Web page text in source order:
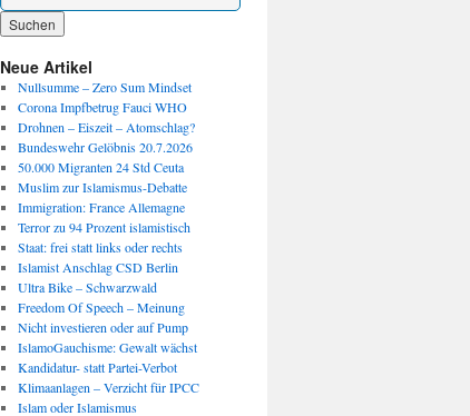
Neue Artikel
Nullsumme – Zero Sum Mindset
Corona Impfbetrug Fauci WHO
Drohnen – Eiszeit – Atomschlag?
Bundeswehr Gelöbnis 20.7.2026
50.000 Migranten 24 Std Ceuta
Muslim zur Islamismus-Debatte
Immigration: France Allemagne
Terror zu 94 Prozent islamistisch
Staat: frei statt links oder rechts
Islamist Anschlag CSD Berlin
Ultra Bike – Schwarzwald
Freedom Of Speech – Meinung
Nicht investieren oder auf Pump
IslamoGauchisme: Gewalt wächst
Kandidatur- statt Partei-Verbot
Klimaanlagen – Verzicht für IPCC
Islam oder Islamismus